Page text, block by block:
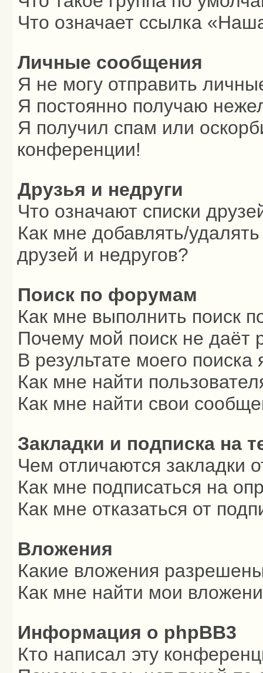
Что означает ссылка
Личные сообщения
Я не могу отправить
Я постоянно получаю
Я получил спам или
конференции!
Друзья и недруги
Что означают списки
Как мне добавлять/
друзей и недругов?
Поиск по форумам
Как мне выполнить поиск
Почему мой поиск не даёт
В результате моего
Как мне найти
Как мне найти свои
Закладки и подписка на
Чем отличаются закладки
Как мне подписаться на
Как мне отказаться от
Вложения
Какие вложения
Как мне найти мои
Информация о phpBB3
Кто написал эту